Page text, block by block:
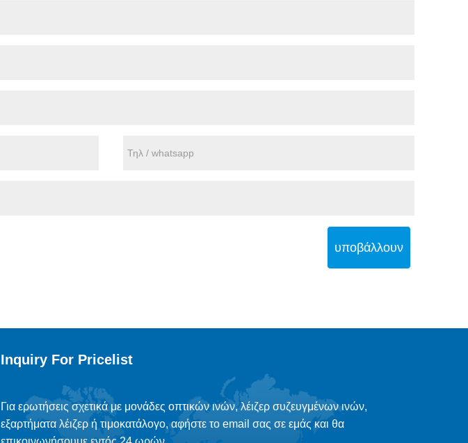
υποβάλλουν
Inquiry For Pricelist
Για ερωτήσεις σχετικά με μονάδες οπτικών ινών, λέιζερ συζευγμένων ινών,
εξαρτήματα λέιζερ ή τιμοκατάλογο, αφήστε το email σας σε εμάς και θα